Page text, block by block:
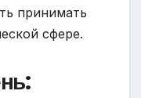
принимать
сфере.